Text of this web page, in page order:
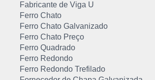
Fabricante de Viga U
Ferro Chato
Ferro Chato Galvanizado
Ferro Chato Preço
Ferro Quadrado
Ferro Redondo
Ferro Redondo Trefilado